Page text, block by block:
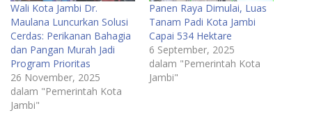
Wali Kota Jambi Dr.
Maulana Luncurkan Solusi
Cerdas: Perikanan Bahagia
dan Pangan Murah Jadi
Program Prioritas
26 November, 2025
dalam "Pemerintah Kota
Jambi"
Panen Raya Dimulai, Luas
Tanam Padi Kota Jambi
Capai 534 Hektare
6 September, 2025
dalam "Pemerintah Kota
Jambi"